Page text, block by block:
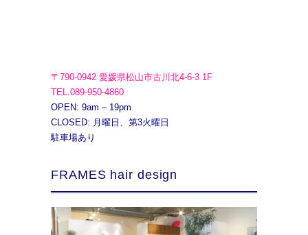
〒790-0942 愛媛県松山市古川北4-6-3 1F
TEL.089-950-4860
OPEN: 9am – 19pm
CLOSED: 月曜日、第3火曜日
駐車場あり
FRAMES hair design